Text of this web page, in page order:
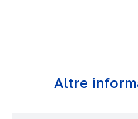
Altre